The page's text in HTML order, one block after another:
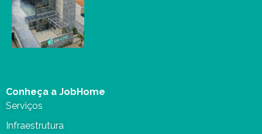
Conheça a JobHome
Serviços
Infraestrutura